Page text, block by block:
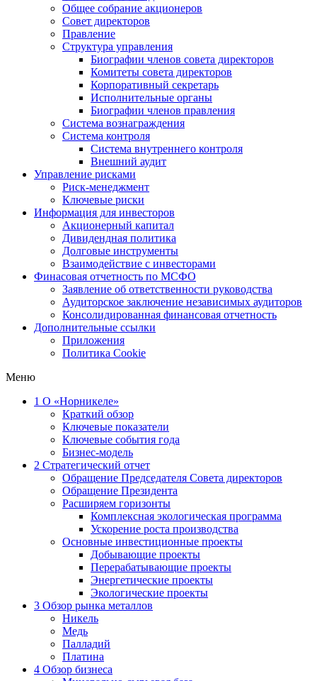
Общее собрание акционеров
Совет директоров
Правление
Структура управления
Биографии членов совета директоров
Комитеты совета директоров
Корпоративный секретарь
Исполнительные органы
Биографии членов правления
Система вознаграждения
Система контроля
Система внутреннего контроля
Внешний аудит
Управление рисками
Риск-менеджмент
Ключевые риски
Информация для инвесторов
Акционерный капитал
Дивидендная политика
Долговые инструменты
Взаимодействие с инвеcторами
Финасовая отчетность по МСФО
Заявление об ответственности руководства
Аудиторское заключение независимых аудиторов
Консолидированная финансовая отчетность
Дополнительные ссылки
Приложения
Политика Cookie
Меню
1 О «Норникеле»
Краткий обзор
Ключевые показатели
Ключевые события года
Бизнес-модель
2 Стратегический отчет
Обращение Председателя Совета директоров
Обращение Президента
Расширяем горизонты
Комплексная экологическая программа
Ускорение роста производства
Основные инвестиционные проекты
Добывающие проекты
Перерабатывающие проекты
Энергетические проекты
Экологические проекты
3 Обзор рынка металлов
Никель
Медь
Палладий
Платина
4 Обзор бизнеса